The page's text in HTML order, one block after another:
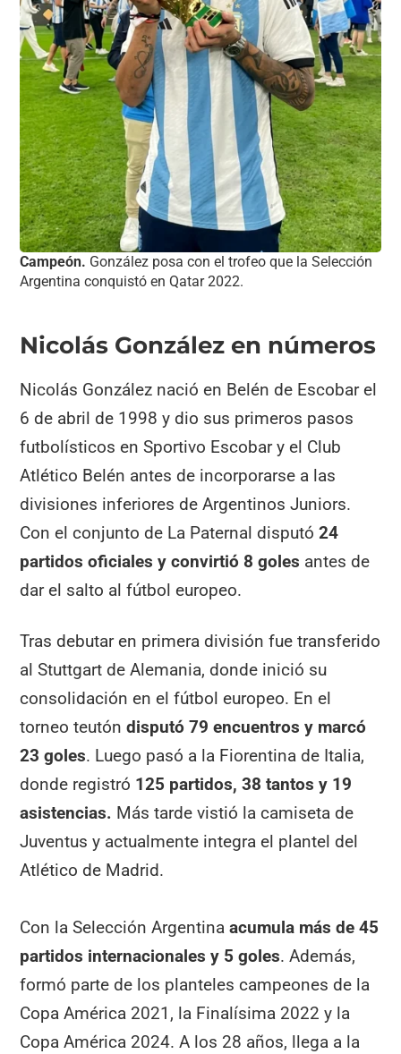
Campeón. González posa con el trofeo que la Selección
Argentina conquistó en Qatar 2022.
Nicolás González en números
Nicolás González nació en Belén de Escobar el
6 de abril de 1998 y dio sus primeros pasos
futbolísticos en Sportivo Escobar y el Club
Atlético Belén antes de incorporarse a las
divisiones inferiores de Argentinos Juniors.
Con el conjunto de La Paternal disputó24
partidos oficiales y convirtió 8 goles antes de
dar el salto al fútbol europeo.
Tras debutar en primera división fue transferido
al Stuttgart de Alemania, donde inició su
consolidación en el fútbol europeo. En el
torneo teutóndisputó 79 encuentros y marcó
23 goles. Luego pasó a la Fiorentina de Italia,
donde registró 125 partidos, 38 tantos y 19
asistencias. Más tarde vistió la camiseta de
Juventus y actualmente integra el plantel del
Atlético de Madrid.
Con la Selección Argentinaacumula más de 45
partidos internacionales y 5 goles. Además,
formó parte de los planteles campeones de la
Copa América 2021, la Finalísima 2022 y la
Copa América 2024. A los 28 años, llega a la